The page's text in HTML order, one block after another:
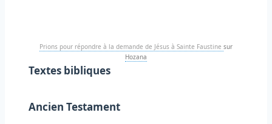
Prions pour répondre à la demande de Jésus à Sainte Faustine sur
Hozana
Textes bibliques
Ancien Testament